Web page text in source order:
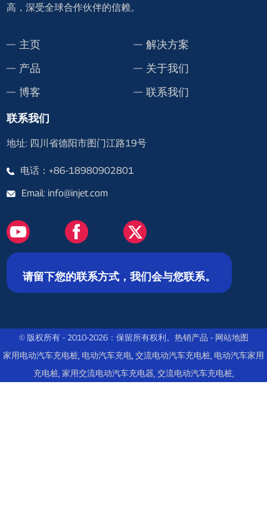
高，深受全球合作伙伴的信赖。
主页
解决方案
产品
关于我们
博客
联系我们
联系我们
地址: 四川省德阳市图门江路19号
电话：+86-18980902801
Email: info@injet.com
请留下您的联系方式，我们会与您联系。
© 版权所有 - 2010-2026：保留所有权利。 热销产品 - 网站地图
家用电动汽车充电桩 电动汽车充电 交流电动汽车充电桩 电动汽车家用
充电桩, 家用交流电动汽车充电器 交流电动汽车充电桩,